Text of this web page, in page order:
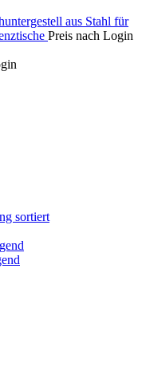
aus Stahl für
Preis nach Login
sortiert